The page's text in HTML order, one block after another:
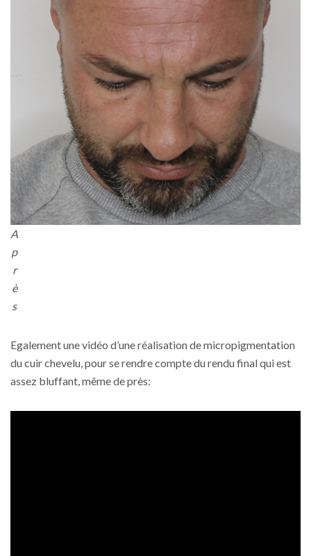
A
p
r
è
s
Egalement une vidéo d’une réalisation de micropigmentation
du cuir chevelu, pour se rendre compte du rendu final qui est
assez bluffant, même de près: